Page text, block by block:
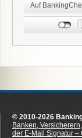
Auf
© 2010-2026
Banken,
der E-Mail Signatur –